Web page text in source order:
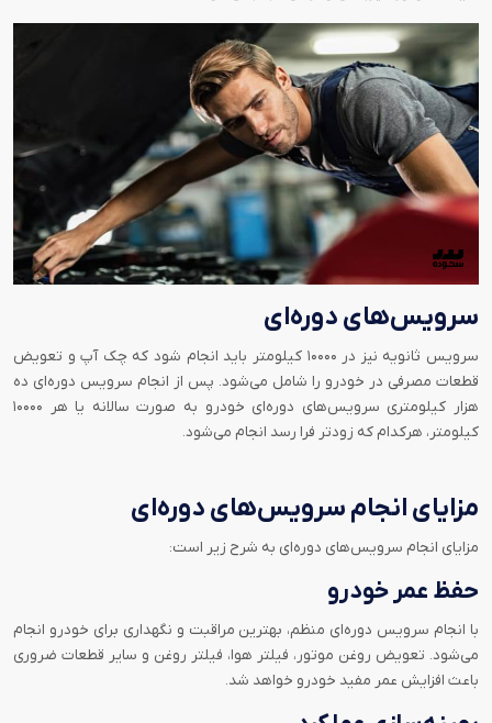
سرویس‌های دوره‌ای
سرویس ثانویه نیز در ۱۰۰۰۰ کیلومتر باید انجام شود که چک آپ و تعویض
قطعات مصرفی در خودرو را شامل می‌شود. پس از انجام سرویس دوره‌ای ده
هزار کیلومتری سرویس‌های دوره‌ای خودرو به صورت سالانه یا هر ۱۰۰۰۰
کیلومتر، هرکدام که زودتر فرا رسد انجام می‌شود.
مزایای انجام سرویس‌های دوره‌ای
مزایای انجام سرویس‌های دوره‌ای به شرح زیر است:
حفظ عمر خودرو
با انجام سرویس دوره‌ای منظم، بهترین مراقبت و نگهداری برای خودرو انجام
می‌شود. تعویض روغن موتور، فیلتر هوا، فیلتر روغن و سایر قطعات ضروری
باعث افزایش عمر مفید خودرو خواهد شد.